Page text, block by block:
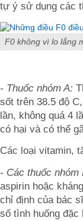
tự ý sử dụng các
F0 không vì lo lắng
- Thuốc nhóm A:
sốt trên 38.5 độ
lần, không quá 4
có hại và có thể
Các loại vitamin,
- Các thuốc nhóm
aspirin hoặc
chỉ định của bác
số tình huống